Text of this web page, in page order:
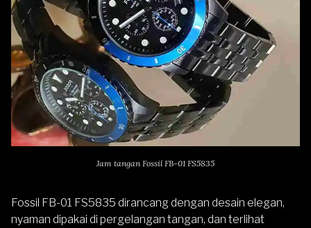
Jam tangan Fossil FB-01 FS5835
Fossil FB-01 FS5835 dirancang dengan desain elegan,
nyaman dipakai di pergelangan tangan, dan terlihat